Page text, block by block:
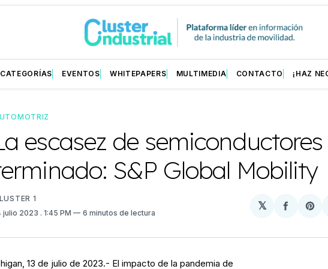
CATEGORÍAS EVENTOS WHITEPAPERS MULTIMEDIA CONTACTO ¡HAZ
escasez de
S&P Global Mobility
1
julio 2023 . 1:45 PM 6 minutos de lectura
𝕏
13 de julio de 2023.- El impacto de la pandemia de